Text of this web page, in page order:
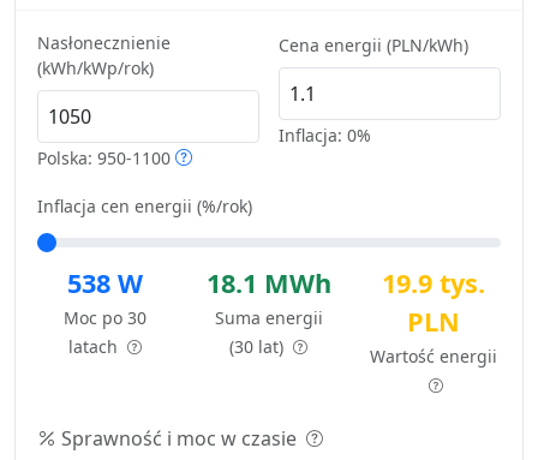
Nasłonecznienie
(kWh/kWp/rok)
Polska: 950-1100
Cena energii (PLN/kWh)
Inflacja: 0%
Inflacja cen energii (%/rok)
538 W
Moc po 30
latach
18.1 MWh
Suma energii
(30 lat)
19.9 tys.
PLN
Wartość energii
Sprawność i moc w czasie